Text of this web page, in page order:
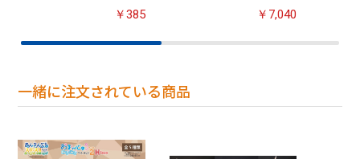
￥385 ￥7,040
一緒に注文されている商品